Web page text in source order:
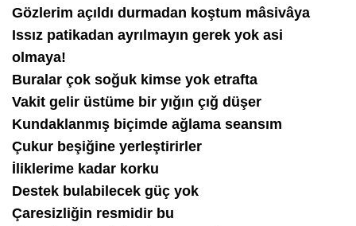
Gözlerim açıldı durmadan koştum mâsivâya
Issız patikadan ayrılmayın gerek yok asi
olmaya!
Buralar çok soğuk kimse yok etrafta
Vakit gelir üstüme bir yığın çığ düşer
Kundaklanmış biçimde ağlama seansım
Çukur beşiğine yerleştirirler
İliklerime kadar korku
Destek bulabilecek güç yok
Çaresizliğin resmidir bu